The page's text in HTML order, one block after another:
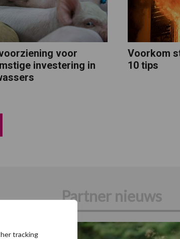
tracking
voor
investering in
Voorkom
10 tips
Partner nieuws